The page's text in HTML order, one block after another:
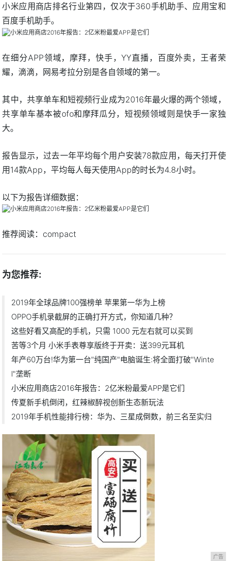
小米应用商店排名行业第四，仅次于360手机助手、应用宝和
百度手机助手。
在细分APP领域，摩拜，快手，YY直播，百度外卖，王者荣
耀，滴滴，网易考拉分别是各自领域的第一。
其中，共享单车和短视频行业成为2016年最火爆的两个领域，
共享单车基本被ofo和摩拜瓜分，短视频领域则是快手一家独
大。
报告显示，过去一年平均每个用户安装78款应用，每天打开使
用14款App，平均每人每天使用App的时长为4.8小时。
以下为报告详细数据：
推荐阅读： compact
为您推荐:
2019年全球品牌100强榜单 苹果第一华为上榜
OPPO手机录截屏的正确打开方式，你知道几种？
这些好看又高配的手机，只需 1000 元左右就可以买到
苦等3个月 小米手表尊享版终于开卖：送399元耳机
年产60万台!华为第一台"纯国产"电脑诞生:将全面打破"Winte
l"垄断
小米应用商店2016年报告：2亿米粉最爱APP是它们
传夏新手机倒闭，红辣椒醉视创新生态新玩法
2019年手机性能排行榜：华为、三星成倒数，前三名至实归
广告